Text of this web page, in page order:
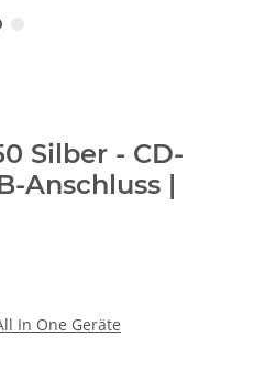
Silber - CD-
Anschluss |
In One Geräte